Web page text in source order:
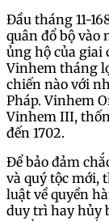
Đầu tháng 11-
quân đổ bộ vào
ủng hộ của giai
Vinhem tháng
chiến nào với
Pháp. Vinhem
Vinhem III,
đến 1702.
Để bảo đảm
và quý tộc mới,
luật về quyền
duy trì hay hủy